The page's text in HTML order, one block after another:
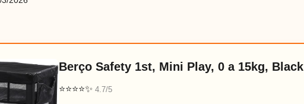
Berço Safety 1st, Mini Play, 0 a 15kg, Black
⭐⭐⭐⭐✨4.7/5